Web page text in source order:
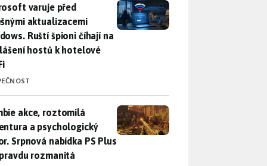
varuje před falešnými aktualizacemi Windows. Ruští
varuje před
aktualizacemi
Ruští špioni číhají na
hostů k hotelové
akce, roztomilá adventura a psychologický horor.
akce, roztomilá
a psychologický
Srpnová nabídka PS Plus
rozmanitá